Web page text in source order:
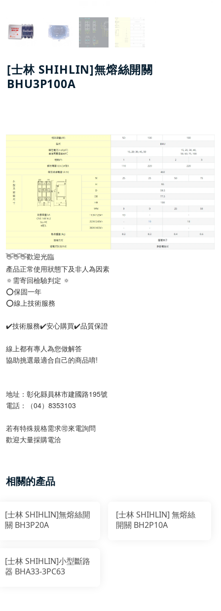
[士林 SHIHLIN]無熔絲開關
BHU3P100A
👋👋👋歡迎光臨
產品正常使用狀態下及非人為因素
🔅需寄回檢驗判定 🔅
⭕️保固一年
⭕️線上技術服務
✔️技術服務✔️安心購買✔️品質保證
線上都有專人為您做解答
協助挑選最適合自己的商品唷!
地址：彰化縣員林市建國路195號
電話：（04）8353103
若有特殊規格需求🉑️來電詢問
歡迎大量採購電洽
相關的產品
[士林 SHIHLIN]無熔絲開
關 BH3P20A
[士林 SHIHLIN] 無熔絲
開關 BH2P10A
[士林 SHIHLIN]小型斷路
器 BHA33-3PC63